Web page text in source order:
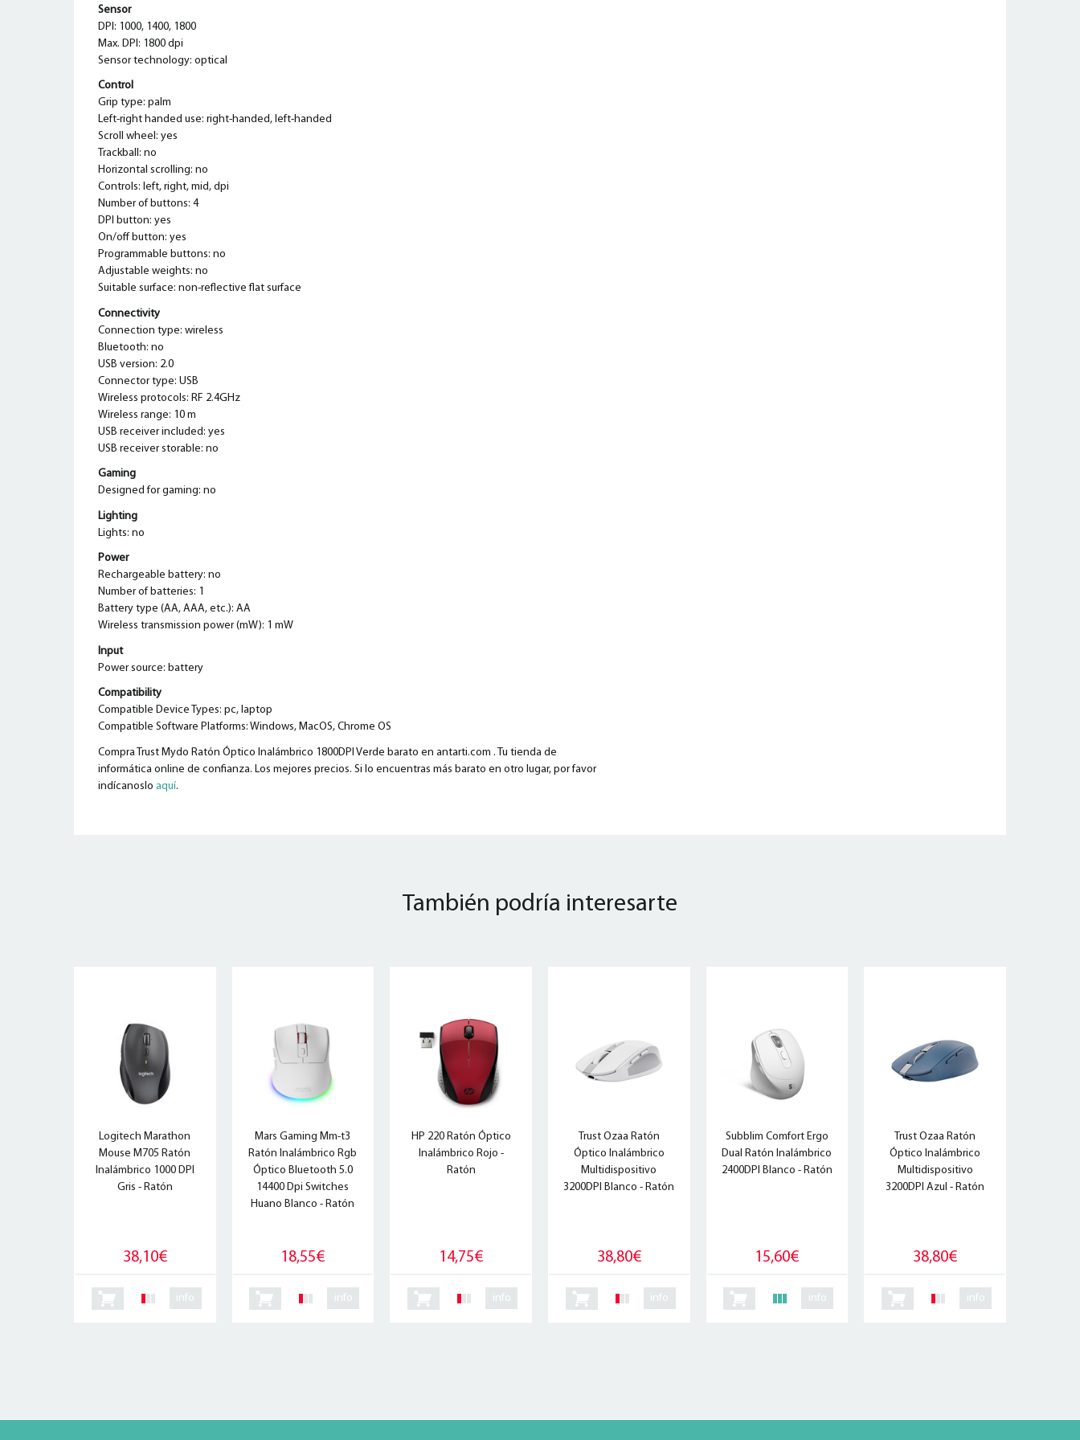
Sensor
DPI: 1000, 1400, 1800
Max. DPI: 1800 dpi
Sensor technology: optical
Control
Grip type: palm
Left-right handed use: right-handed, left-handed
Scroll wheel: yes
Trackball: no
Horizontal scrolling: no
Controls: left, right, mid, dpi
Number of buttons: 4
DPI button: yes
On/off button: yes
Programmable buttons: no
Adjustable weights: no
Suitable surface: non-reflective flat surface
Connectivity
Connection type: wireless
Bluetooth: no
USB version: 2.0
Connector type: USB
Wireless protocols: RF 2.4GHz
Wireless range: 10 m
USB receiver included: yes
USB receiver storable: no
Gaming
Designed for gaming: no
Lighting
Lights: no
Power
Rechargeable battery: no
Number of batteries: 1
Battery type (AA, AAA, etc.): AA
Wireless transmission power (mW): 1 mW
Input
Power source: battery
Compatibility
Compatible Device Types: pc, laptop
Compatible Software Platforms: Windows, MacOS, Chrome OS
Compra Trust Mydo Ratón Óptico Inalámbrico 1800DPI Verde barato en antarti.com . Tu tienda de
informática online de confianza. Los mejores precios. Si lo encuentras más barato en otro lugar, por favor
indícanoslo aquí.
También podría interesarte
Logitech Marathon
Mouse M705 Ratón
Inalámbrico 1000 DPI
Gris - Ratón
38,10€
info
Mars Gaming Mm-t3
Ratón Inalámbrico Rgb
Óptico Bluetooth 5.0
14400 Dpi Switches
Huano Blanco - Ratón
18,55€
info
HP 220 Ratón Óptico
Inalámbrico Rojo -
Ratón
14,75€
info
Trust Ozaa Ratón
Óptico Inalámbrico
Multidispositivo
3200DPI Blanco - Ratón
38,80€
info
Subblim Comfort Ergo
Dual Ratón Inalámbrico
2400DPI Blanco - Ratón
15,60€
info
Trust Ozaa Ratón
Óptico Inalámbrico
Multidispositivo
3200DPI Azul - Ratón
38,80€
info